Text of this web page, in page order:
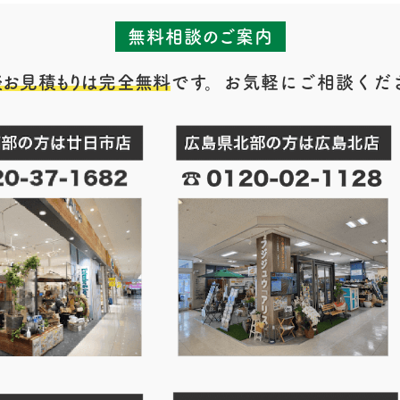
無料相談のご案内
見積もりは完全無料です。お気軽にご相談くだ